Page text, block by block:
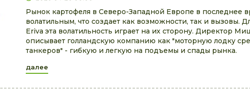
Рынок картофеля в Северо-Западной Европе в последнее
волатильным, что создает как возможности, так и вызовы.
Eriva эта волатильность играет на их сторону. Директор
описывает голландскую компанию как "моторную лодку
танкеров" - гибкую и легкую на подъемы и спады рынка.
далее